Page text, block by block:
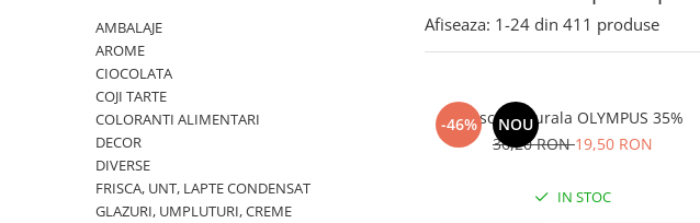
FRISCA, UNT, LAPTE CONDENSAT
COJI TARTE
AMBALAJE
AROME
CIOCOLATA
COJI TARTE
COLORANTI ALIMENTARI
DECOR
DIVERSE
FRISCA, UNT, LAPTE CONDENSAT
GLAZURI, UMPLUTURI, CREME
Afiseaza: 1-24 din 411 produse
-46% NOU
Frisca Naturala OLYMPUS 35%
36,20 RON19,50 RON
IN STOC